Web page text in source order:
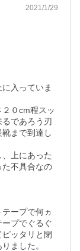
2021/1/29
入っていま
２０cm程スッ
であろう刃
まで到達し
上にあった
た不具合なの
ープで何ヵ
プでぐるぐ
ッタリと閉
ました。